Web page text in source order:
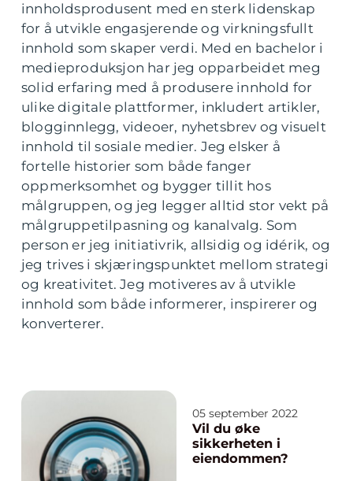
innholdsprodusent med en sterk lidenskap
for å utvikle engasjerende og virkningsfullt
innhold som skaper verdi. Med en bachelor i
medieproduksjon har jeg opparbeidet meg
solid erfaring med å produsere innhold for
ulike digitale plattformer, inkludert artikler,
blogginnlegg, videoer, nyhetsbrev og visuelt
innhold til sosiale medier. Jeg elsker å
fortelle historier som både fanger
oppmerksomhet og bygger tillit hos
målgruppen, og jeg legger alltid stor vekt på
målgruppetilpasning og kanalvalg. Som
person er jeg initiativrik, allsidig og idérik, og
jeg trives i skjæringspunktet mellom strategi
og kreativitet. Jeg motiveres av å utvikle
innhold som både informerer, inspirerer og
konverterer.
05 september 2022
Vil du øke
sikkerheten i
eiendommen?